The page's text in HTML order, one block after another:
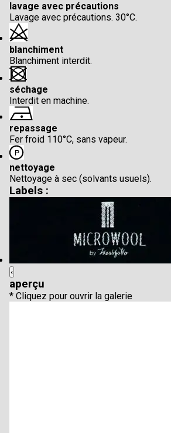
lavage avec précautions
Lavage avec précautions. 30°C.
blanchiment
Blanchiment interdit.
séchage
Interdit en machine.
repassage
Fer froid 110°C, sans vapeur.
nettoyage
Nettoyage à sec (solvants usuels).
Labels :
‹
aperçu
* Cliquez pour ouvrir la galerie